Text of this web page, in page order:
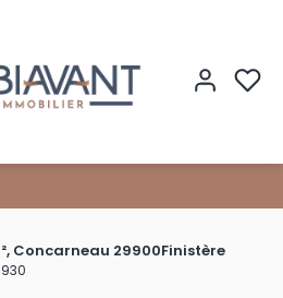
Concarneau 29900Finistère